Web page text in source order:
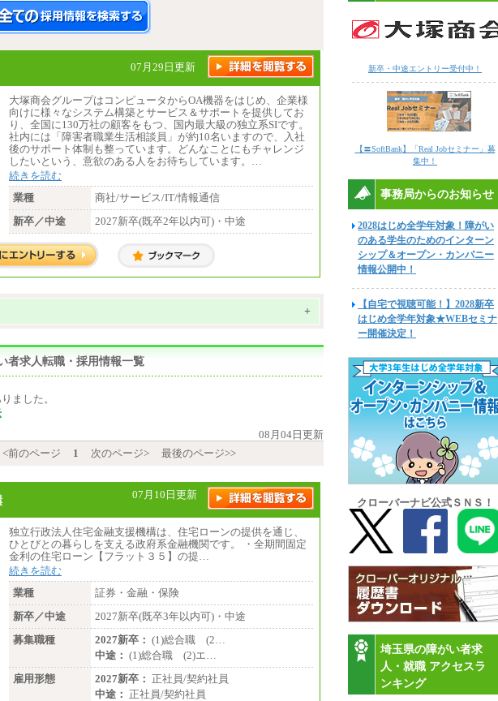
07月29日更新
大塚商会グループはコンピュータからOA機器をはじめ、企業様
向けに様々なシステム構築とサービス＆サポートを提供してお
り、全国に130万社の顧客をもつ、国内最大級の独立系SIです。
社内には「障害者職業生活相談員」が約10名いますので、入社
後のサポート体制も整っています。どんなことにもチャレンジ
したいという、意欲のある人をお待ちしています。…
続きを読む
業種
商社/サービス/IT/情報通信
新卒／中途
2027新卒(既卒2年以内可)・中途
+
者求人転職・採用情報一覧
ました。
08月04日更新
<前のページ 1 次のページ> 最後のページ>>
07月10日更新
独立行政法人住宅金融支援機構は、住宅ローンの提供を通じ、
ひとびとの暮らしを支える政府系金融機関です。 ・全期間固定
金利の住宅ローン【フラット３５】の提…
続きを読む
業種
証券・金融・保険
新卒／中途
2027新卒(既卒3年以内可)・中途
募集職種
2027新卒： (1)総合職 (2…
中途： (1)総合職 (2)エ…
雇用形態
2027新卒： 正社員/契約社員
中途： 正社員/契約社員
新卒・中途エントリー受付中！
【〓SoftBank】「Real Jobセミナー」募
集中！
事務局からのお知らせ
2028はじめ全学年対象！障がい
のある学生のためのインターン
シップ＆オープン・カンパニー
情報公開中！
【自宅で視聴可能！】2028新卒
はじめ全学年対象★WEBセミナ
ー開催決定！
クローバーナビ公式ＳＮＳ！
埼玉県の障がい者求
人・就職 アクセスラ
ンキング